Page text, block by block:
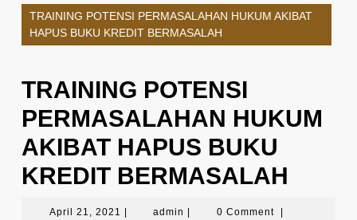
TRAINING POTENSI PERMASALAHAN HUKUM AKIBAT
HAPUS BUKU KREDIT BERMASALAH
TRAINING POTENSI
PERMASALAHAN HUKUM
AKIBAT HAPUS BUKU
KREDIT BERMASALAH
April 21, 2021 April
admin admin 0 Comment